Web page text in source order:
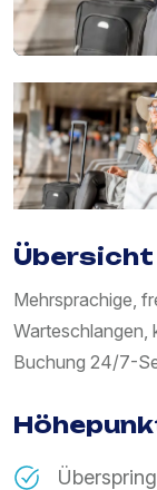
Übersicht
Mehrsprachige,
Warteschlangen,
Buchung 24/7-